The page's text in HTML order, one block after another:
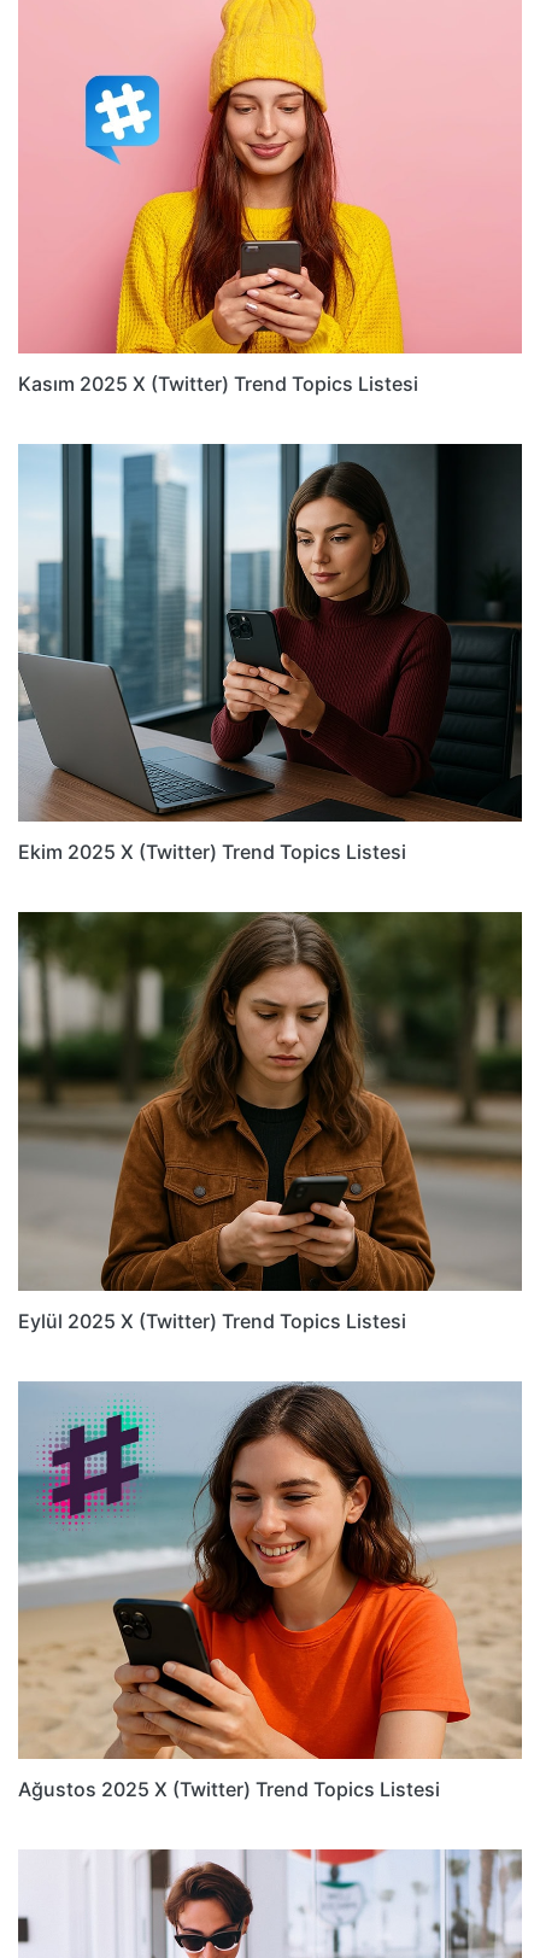
Kasım 2025 X (Twitter) Trend Topics Listesi
Ekim 2025 X (Twitter) Trend Topics Listesi
Eylül 2025 X (Twitter) Trend Topics Listesi
Ağustos 2025 X (Twitter) Trend Topics Listesi